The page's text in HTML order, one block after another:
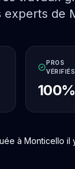
de
PROS
VÉRIFIÉS
100%
à Monticello il